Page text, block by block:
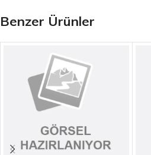
Benzer Ürünler